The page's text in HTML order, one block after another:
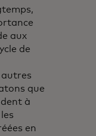
aux
de
autres
que
à
en